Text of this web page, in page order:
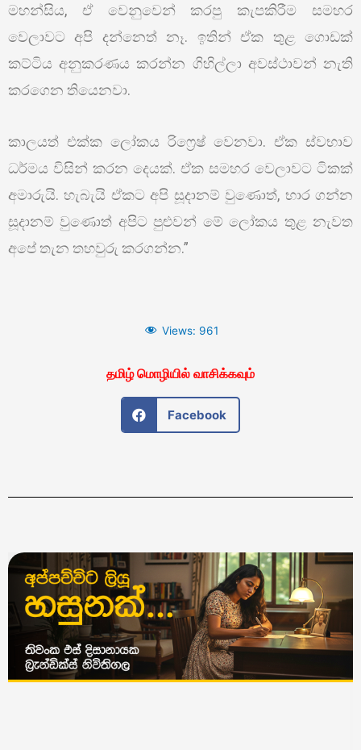
මහන්සිය, ඒ වෙනුවෙන් කරපු කැපකිරීම සමහර
වෙලාවට අපි දන්නෙත් නෑ. ඉතින් ඒක තුළ ගොඩක්
කට්ටිය අනුකරණය කරන්න ගිහිල්ලා අවස්ථාවන් නැති
කරගෙන තියෙනවා.
කාලයත් එක්ක ලෝකය රිෆ්‍රෙෂ් වෙනවා. ඒක ස්වභාව
ධර්මය විසින් කරන දෙයක්. ඒක සමහර වෙලාවට ටිකක්
අමාරුයි. හැබැයි ඒකට අපි සූදානම් වුණොත්, භාර ගන්න
සූදානම් වුණොත් අපිට පුළුවන් මේ ලෝකය තුළ නැවත
අපේ තැන තහවුරු කරගන්න.”
Views: 961
தமிழ் மொழியில் வாசிக்கவும்
Facebook